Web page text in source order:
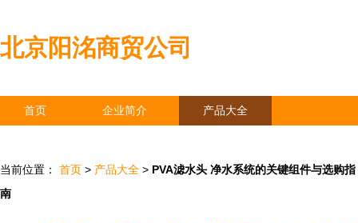
北京阳洺商贸公司
首页 企业简介 产品大全
当前位置： 首页 > 产品大全 > PVA滤水头 净水系统的关键组件与选购指
南